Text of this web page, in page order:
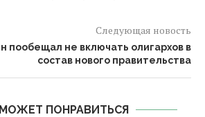
Следующая новость
пообещал не включать олигархов в
состав нового правительства
ПОНРАВИТЬСЯ